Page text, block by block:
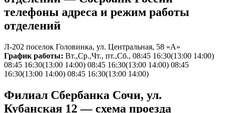
телефоны адреса и режим работы
отделений
Л-202 поселок Головинка, ул. Центральная, 58 «А»
График работы: Вт.,Ср.,Чт., пт.,Сб., 08:45 16:30(13:00 14:00)
08:45 16:30(13:00 14:00) 08:45 16:30(13:00 14:00) 08:45
16:30(13:00 14:00) 08:45 16:30(13:00 14:00)
Филиал Сбербанка Сочи, ул.
Кубанская 12 — схема проезда